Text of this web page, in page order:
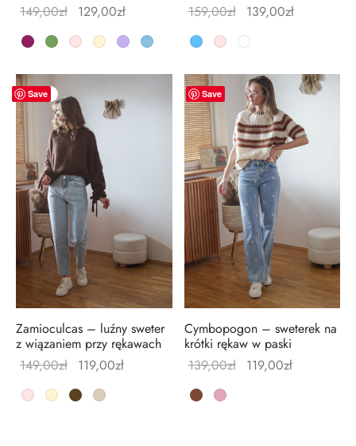
149,00zł
Pierwotna
cena
wynosiła:
149,00zł.
129,00zł
cena
wynosi:
129,00zł.
159,00zł
Pierwotna
cena
wynosiła:
159,00zł.
139,00zł
139,00zł.
Save
-20%
Zamioculcas – luźny sweter
z wiązaniem przy rękawach
149,00zł
Pierwotna
cena
wynosiła:
119,00zł
Save
-14%
Cymbopogon – sweterek na
krótki rękaw w paski
139,00zł
Pierwotna
119,00zł